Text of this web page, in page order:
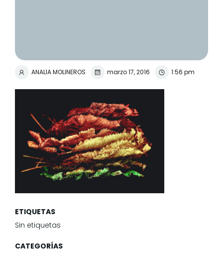
ANALIA MOLINEROS marzo 17, 2016 1:56 pm
ETIQUETAS
Sin etiquetas
CATEGORÍAS